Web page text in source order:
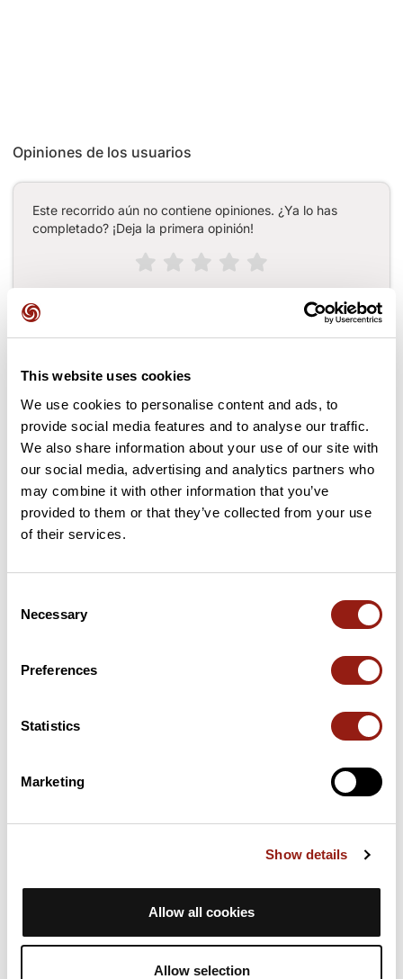
This website uses cookies
We use cookies to personalise content and ads, to
provide social media features and to analyse our traffic.
We also share information about your use of our site with
our social media, advertising and analytics partners who
may combine it with other information that you’ve
provided to them or that they’ve collected from your use
of their services.
Selection
Necessary
Preferences
Statistics
Marketing
Show details
Allow all cookies
Allow selection
Opiniones de los usuarios
Este recorrido aún no contiene opiniones. ¿Ya lo has
completado? ¡Deja la primera opinión!
Golet à la Borne 1010 m
28 km
37 km Col de Bérentin 1144 m
44 km
Descubre este recorrido de BTT de 65,7 km cerca de Haut
forestales y 17,2 km por carreteras. Presenta un desnivel
acumulado de más de 1350m. Calcula unas 8 horas y 31
Fecha de creación del recorrido: 4 de septiembre de 2025 9:12:51.